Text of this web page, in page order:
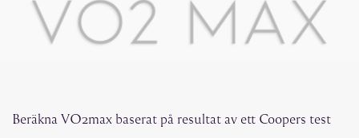
Beräkna VO2max baserat på resultat av ett Coopers test